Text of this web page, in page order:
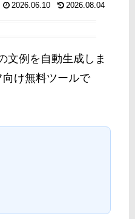
2026.06.10 2026.08.04
文例を自動生成しま
け無料ツールで